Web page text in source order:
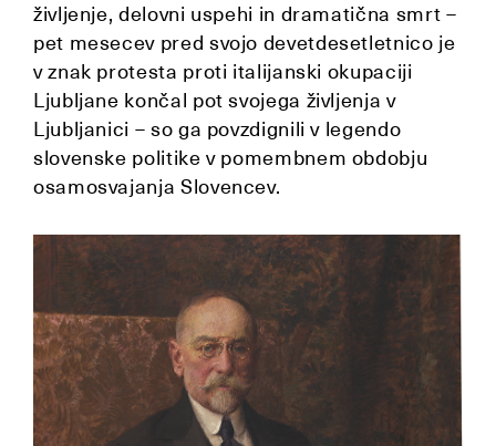
življenje, delovni uspehi in dramatična smrt –
pet mesecev pred svojo devetdesetletnico je
v znak protesta proti italijanski okupaciji
Ljubljane končal pot svojega življenja v
Ljubljanici – so ga povzdignili v legendo
slovenske politike v pomembnem obdobju
osamosvajanja Slovencev.